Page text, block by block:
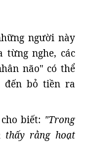
người này
từng nghe, các
não" có thể
đến bỏ tiền ra
biết: "Trong
thấy rằng hoạt